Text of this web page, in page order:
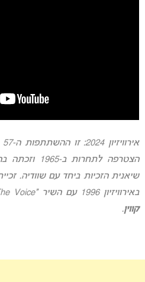
הצטרפה
שיאנית הזכיות ביחד עם שוודיה.
באירוויזיון 1996 עם השיר “The Voice” בביצועה של הזמרת
קווין.